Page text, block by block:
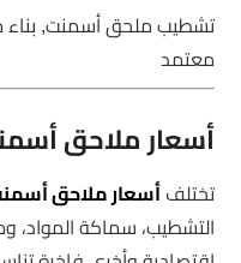
تشطيب ملحق أسمنت,
معتمد
أسعار ملاحق
تختلفأسعار ملاحق
التشطيب، سماكة المواد،